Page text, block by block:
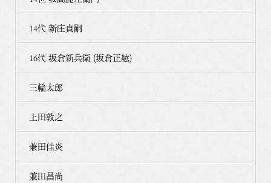
14代 新庄貞嗣
16代 坂倉新兵衛 (坂倉正紘)
三輪太郎
上田敦之
兼田佳炎
兼田昌尚